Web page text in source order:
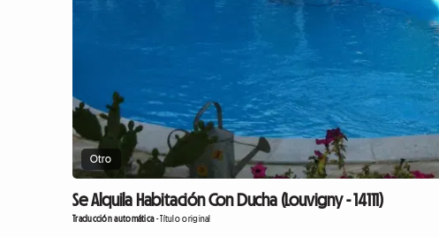
Otro
Se Alquila Habitación Con Ducha (Louvigny - 14111)
Traducción automática-Título original